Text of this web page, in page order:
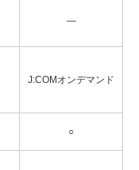
―
J:COMオンデマンド
○